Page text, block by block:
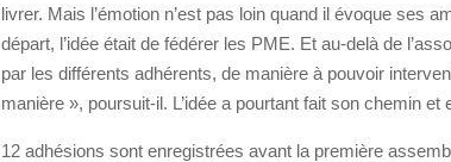
livrer. Mais l’émotion n’est pas loin quand il évoque ses
départ, l’idée était de fédérer les PME. Et au-delà de
par les différents adhérents, de manière à pouvoir
manière », poursuit-il. L’idée a pourtant fait son chemin
12 adhésions sont enregistrées avant la première